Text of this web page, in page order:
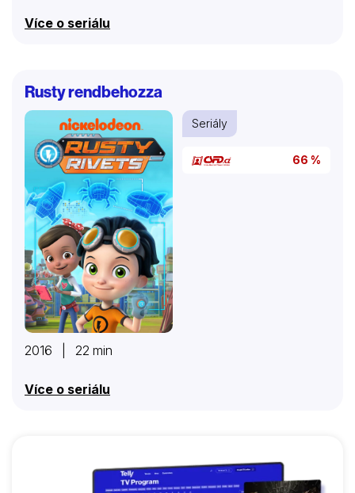
Více o seriálu
Rusty rendbehozza
Seriály
66 %
2016 | 22 min
Více o seriálu